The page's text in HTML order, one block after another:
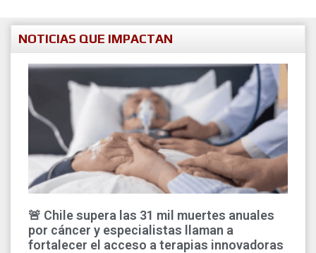
NOTICIAS QUE IMPACTAN
🚨 Chile supera las 31 mil muertes anuales
por cáncer y especialistas llaman a
fortalecer el acceso a terapias innovadoras